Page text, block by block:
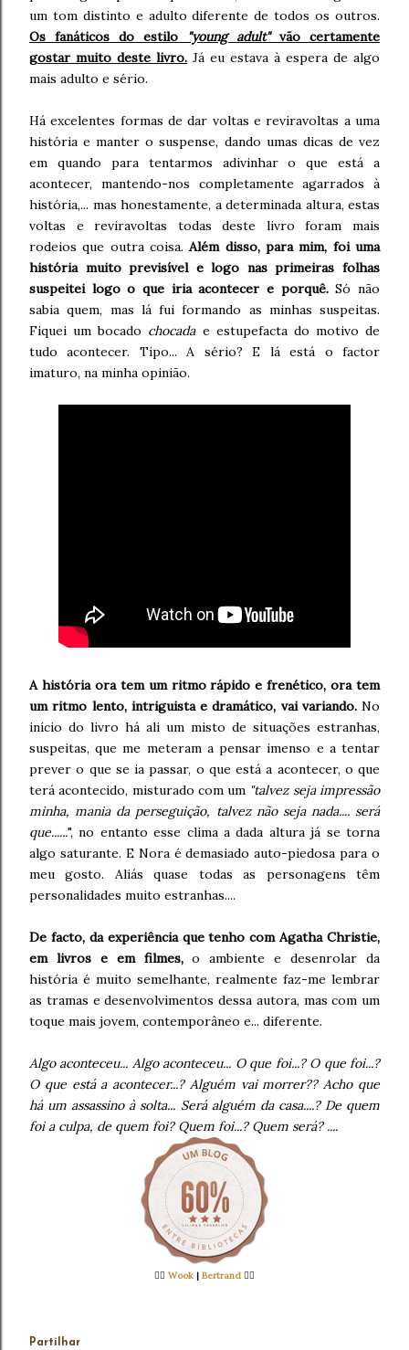
um tom distinto e adulto diferente de todos os outros.
Os fanáticos do estilo
"young adult"vão certamente
gostar muito deste livro. Já eu estava à espera de algo
mais adulto e sério.
Há excelentes formas de dar voltas e reviravoltas a uma
história e manter o suspense, dando umas dicas de vez
em quando para tentarmos adivinhar o que está a
acontecer, mantendo-nos completamente agarrados à
história,... mas honestamente, a determinada altura, estas
voltas e reviravoltas todas deste livro foram mais
rodeios que outra coisa.Além disso, para mim, foi uma
história muito previsível e logo nas primeiras folhas
suspeitei logo o que iria acontecer e porquê.Só não
sabia quem, mas lá fui formando as minhas suspeitas.
Fiquei um bocado chocada e estupefacta do motivo de
tudo acontecer. Tipo... A sério? E lá está o factor
imaturo, na minha opinião.
A história ora tem um ritmo rápido e frenético, ora tem
um ritmo lento, intriguista e dramático, vai variando. No
início do livro há ali um misto de situações estranhas,
suspeitas, que me meteram a pensar imenso e a tentar
prever o que se ia passar, o que está a acontecer, o que
terá acontecido, misturado com um "talvez seja impressão
minha, mania da perseguição, talvez não seja nada.... será
que......", no entanto esse clima a dada altura já se torna
algo saturante. E Nora é demasiado auto-piedosa para o
meu gosto. Aliás quase todas as personagens têm
personalidades muito estranhas....
De facto, da experiência que tenho com Agatha Christie,
em livros e em filmes,o ambiente e desenrolar da
história é muito semelhante, realmente faz-me lembrar
as tramas e desenvolvimentos dessa autora, mas com um
toque mais jovem, contemporâneo e... diferente.
Algo aconteceu... Algo aconteceu... O que foi...? O que foi...?
O que está a acontecer...? Alguém vai morrer?? Acho que
há um assassino à solta... Será alguém da casa....? De quem
foi a culpa, de quem foi? Quem foi...? Quem será? ....
👉🏻 Wook | Bertrand 👈🏻
Partilhar